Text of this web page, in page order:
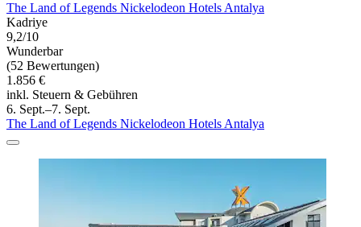
The Land of Legends Nickelodeon Hotels Antalya
Kadriye
9,2/10
Wunderbar
(52 Bewertungen)
1.856 €
inkl. Steuern & Gebühren
6. Sept.–7. Sept.
The Land of Legends Nickelodeon Hotels Antalya